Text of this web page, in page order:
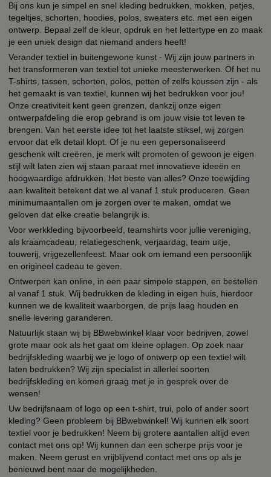
Bij ons kun je simpel en snel kleding bedrukken, mokken, petjes,
tegeltjes, schorten, hoodies, polos, sweaters etc. met een eigen
ontwerp. Bepaal zelf de kleur, opdruk en het lettertype en zo maak
je een uniek design dat niemand anders heeft!
Verander textiel in buitengewone kunst - Wij zijn jouw partners in
het transformeren van textiel tot unieke meesterwerken. Of het nu
T-shirts, tassen, schorten, polos, petten of zelfs koussen zijn - als
het gemaakt is van textiel, kunnen wij het bedrukken voor jou!
Onze creativiteit kent geen grenzen, dankzij onze eigen
ontwerpafdeling die erop gebrand is om jouw visie tot leven te
brengen. Van het eerste idee tot het laatste stiksel, wij zorgen
ervoor dat elk detail klopt. Of je nu een gepersonaliseerd
geschenk wilt creëren, je merk wilt promoten of gewoon je eigen
stijl wilt laten zien wij staan paraat met innovatieve ideeën en
hoogwaardige afdrukken. Het beste van alles? Onze toewijding
aan kwaliteit betekent dat we al vanaf 1 stuk produceren. Geen
minimumaantallen om je zorgen over te maken, omdat we
geloven dat elke creatie belangrijk is.
Voor werkkleding bijvoorbeeld, teamshirts voor jullie vereniging,
als kraamcadeau, relatiegeschenk, verjaardag, team uitje,
touwerij, vrijgezellenfeest. Maar ook om iemand een persoonlijk
en origineel cadeau te geven.
Ontwerpen kan online, in een paar simpele stappen, en bestellen
al vanaf 1 stuk. Wij bedrukken de kleding in eigen huis, hierdoor
kunnen we de kwaliteit waarborgen, de prijs laag houden en
snelle levering garanderen.
Natuurlijk staan wij bij BBwebwinkel klaar voor bedrijven, zowel
grote maar ook als het gaat om kleine oplagen. Op zoek naar
bedrijfskleding waarbij we je logo of ontwerp op een textiel wilt
laten bedrukken? Wij zijn specialist in allerlei soorten
bedrijfskleding en komen graag met je in gesprek over de
wensen!
Uw bedrijfsnaam of logo op een t-shirt, trui, polo of ander soort
kleding? Geen probleem bij BBwebwinkel! Wij kunnen elk soort
textiel voor je bedrukken! Neem bij grotere aantallen altijd even
contact met ons op! Wij kunnen dan een scherpe prijs voor je
maken. Neem gerust en vrijblijvend contact met ons op als je
benieuwd bent naar de mogelijkheden.